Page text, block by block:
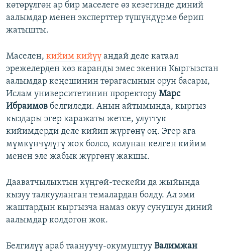
көтөрүлгөн ар бир маселеге өз кезегинде диний
аалымдар менен эксперттер түшүндүрмө берип
жатышты.
Маселен, кийим кийүү андай деле катаал
эрежелерден көз каранды эмес экенин Кыргызстан
аалымдар кеңешинин төрагасынын орун басары,
Ислам университетинин проректору Марс
Ибраимов белгиледи. Анын айтымында, кыргыз
кыздары эгер каражаты жетсе, улуттук
кийимдерди деле кийип жүргөнү оң. Эгер ага
мүмкүнчүлүгү жок болсо, колунан келген кийим
менен эле жабык жүргөнү жакшы.
Дааватчылыктын күңгөй-тескейи да жыйында
кызуу талкууланган темалардан болду. Ал эми
жаштардын кыргызча намаз окуу сунушун диний
аалымдар колдогон жок.
Белгилүү араб таануучу-окумуштуу Валимжан